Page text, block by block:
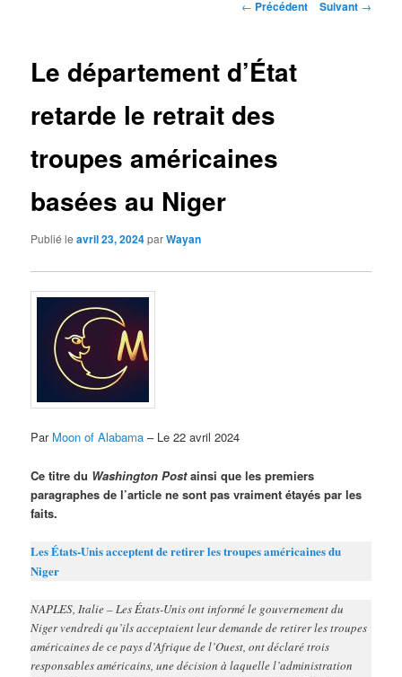
Navigation
← Précédent Suivant →
Le département d’État
retarde le retrait des
troupes américaines
basées au Niger
Publié leavril 23, 2024parWayan
Par Moon of Alabama – Le 22 avril 2024
Ce titre du Washington Postainsi que les premiers
paragraphes de l’article ne sont pas vraiment étayés par les
faits.
Les États-Unis acceptent de retirer les troupes américaines du
Niger
NAPLES, Italie – Les États-Unis ont informé le gouvernement du
Niger vendredi qu’ils acceptaient leur demande de retirer les troupes
américaines de ce pays d’Afrique de l’Ouest, ont déclaré trois
responsables américains, une décision à laquelle l’administration